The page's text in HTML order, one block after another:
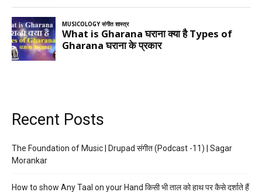
Recent Posts
The Foundation of Music | Drupad संगीत (Podcast -11) | Sagar
Morankar
How to show Any Taal on your Hand किसी भी ताल को हाथ पर कैसे दर्शाते हैं